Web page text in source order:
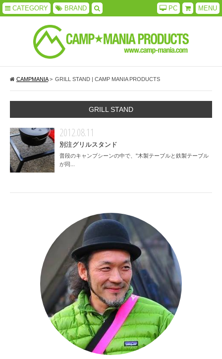
CATEGORY BRAND MENU
PC
CAMPMANIA> GRILL STAND | CAMP MANIA PRODUCTS
GRILL STAND
2012.08.11
別注グリルスタンド
普段のキャンプシーンの中で、"木製テーブルと鉄製テーブル
が同...